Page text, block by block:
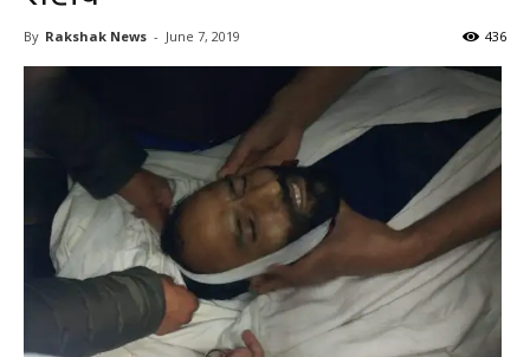
By Rakshak News - June 7, 2019 436